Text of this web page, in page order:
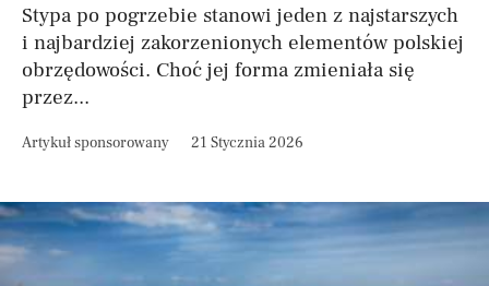
Stypa po pogrzebie stanowi jeden z najstarszych
i najbardziej zakorzenionych elementów polskiej
obrzędowości. Choć jej forma zmieniała się
przez...
Artykuł sponsorowany 21 Stycznia 2026